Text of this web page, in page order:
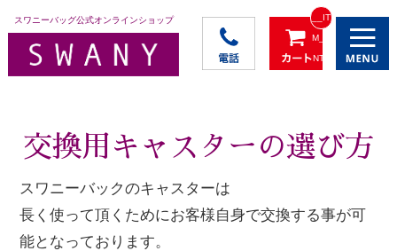
スワニーバッグ公式オンラインショップ __IT
M_C
NT_
交換用キャスターの選び方
スワニーバックのキャスターは
長く使って頂くためにお客様自身で交換する事が可
能となっております。